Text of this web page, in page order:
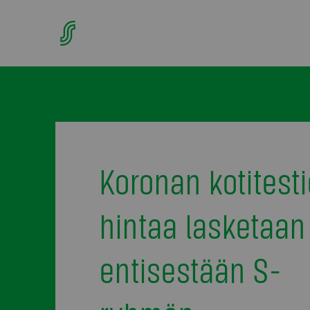
Koronan
hintaa lasketaan
entisestään S-